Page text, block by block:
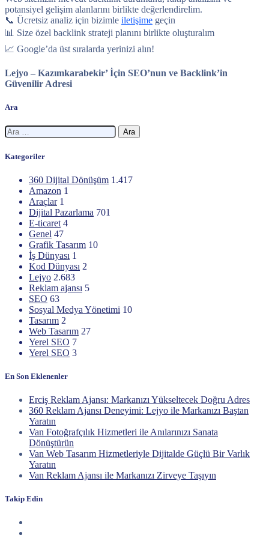
potansiyel gelişim alanlarını birlikte değerlendirelim.
📞 Ücretsiz analiz için bizimle iletişime geçin
📊 Size özel backlink strateji planını birlikte oluşturalım
📈 Google’da üst sıralarda yerinizi alın!
Lejyo – Kazımkarabekir’ İçin SEO’nun ve Backlink’in
Güvenilir Adresi
Ara
Arama:
Kategoriler
360 Dijital Dönüşüm 1.417
Amazon 1
Araçlar 1
Dijital Pazarlama 701
E-ticaret 4
Genel 47
Grafik Tasarım 10
İş Dünyası 1
Kod Dünyası 2
Lejyo 2.683
Reklam ajansı 5
SEO 63
Sosyal Medya Yönetimi 10
Tasarım 2
Web Tasarım 27
Yerel SEO 7
Yerel SEO 3
En Son Eklenenler
Erciş Reklam Ajansı: Markanızı Yükseltecek Doğru Adres
360 Reklam Ajansı Deneyimi: Lejyo ile Markanızı Baştan
Yaratın
Van Fotoğrafçılık Hizmetleri ile Anılarınızı Sanata
Dönüştürün
Van Web Tasarım Hizmetleriyle Dijitalde Güçlü Bir Varlık
Yaratın
Van Reklam Ajansı ile Markanızı Zirveye Taşıyın
Takip Edin